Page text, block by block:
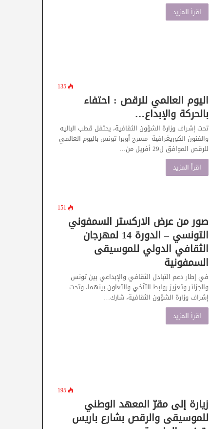
اقرأ المزيد
135
اليوم العالمي للرقص : احتفاء
بالحركة والإبداع…
تحت إشراف وزارة الشؤون الثقافية، يحتفل قطب الباليه
والفنون الكوريغرافية -مسرح أوبرا تونس باليوم العالمي
للرقص الموافق ل29 أفريل من…
اقرأ المزيد
151
صور من عرض الاركستر السمفوني
التونسي – الدورة 14 لمهرجان
الثقافي الدولي للموسيقى
السمفونية
في إطار دعم التبادل الثقافي والإبداعي بين تونس
والجزائر وتعزيز روابط التآخي والتعاون بينهما، وتحت
إشراف وزارة الشؤون الثقافية، شارك…
اقرأ المزيد
195
زيارة إلى مقرّ المعهد الوطني
للموسيقى والرقص بشارع باريس